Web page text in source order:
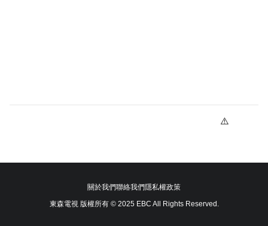
關於我們聯絡我們隱私權政策
東森電視 版權所有 © 2025 EBC All Rights Reserved.